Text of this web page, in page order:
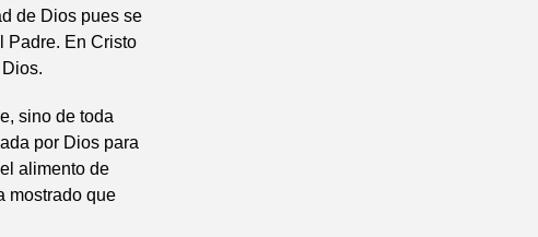
de Dios pues se
Padre. En Cristo
sino de toda
por Dios para
alimento de
mostrado que